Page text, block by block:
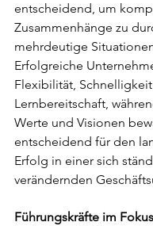
entscheidend, um
Zusammenhänge zu
mehrdeutige
Erfolgreiche
Flexibilität,
Lernbereitschaft,
Werte und Visionen
entscheidend für den
Erfolg in einer sich
verändernden
Führungskräfte im Fokus